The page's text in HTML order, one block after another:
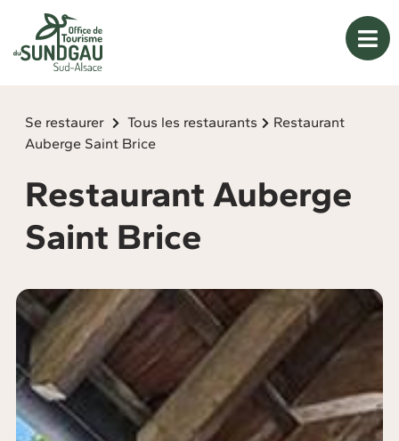
Se restaurer Tous les restaurants
Restaurant
Auberge Saint Brice
Restaurant Auberge
Saint Brice
Panneau de gestion des cookies